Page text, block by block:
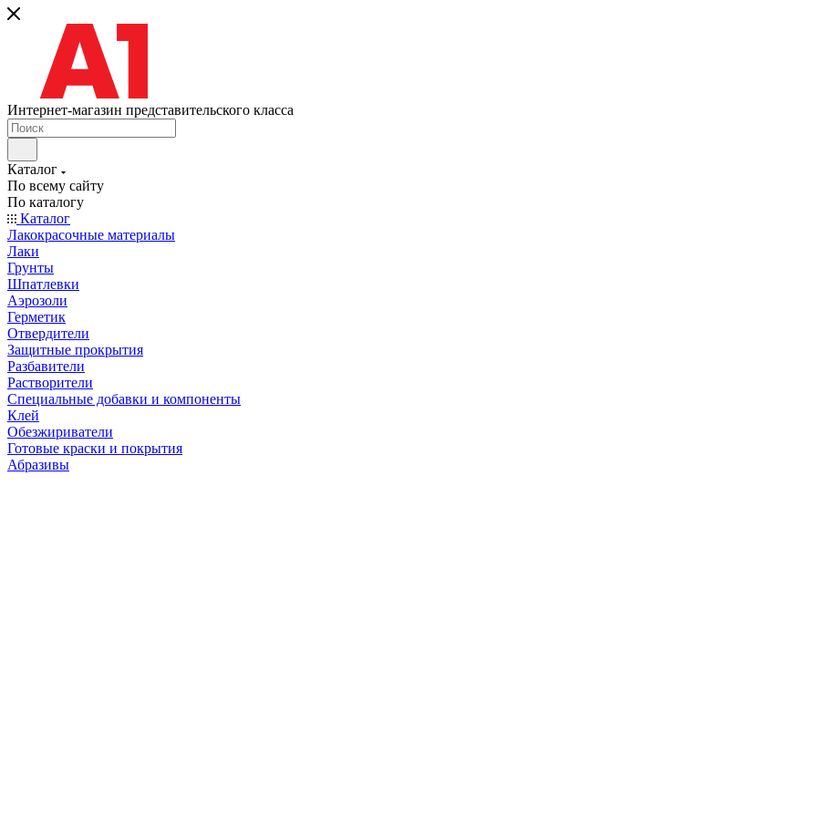
Интернет-магазин представительского класса
Каталог
По всему сайту
По каталогу
Каталог
Лакокрасочные материалы
Лаки
Грунты
Шпатлевки
Аэрозоли
Герметик
Отвердители
Защитные прокрытия
Разбавители
Растворители
Специальные добавки и компоненты
Клей
Обезжириватели
Готовые краски и покрытия
Абразивы